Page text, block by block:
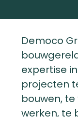
Democo
expertise
projecten
bouwen,
werken, te